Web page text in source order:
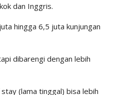
dan Inggris.
hingga 6,5 juta kunjungan
dibarengi dengan lebih
(lama tinggal) bisa lebih